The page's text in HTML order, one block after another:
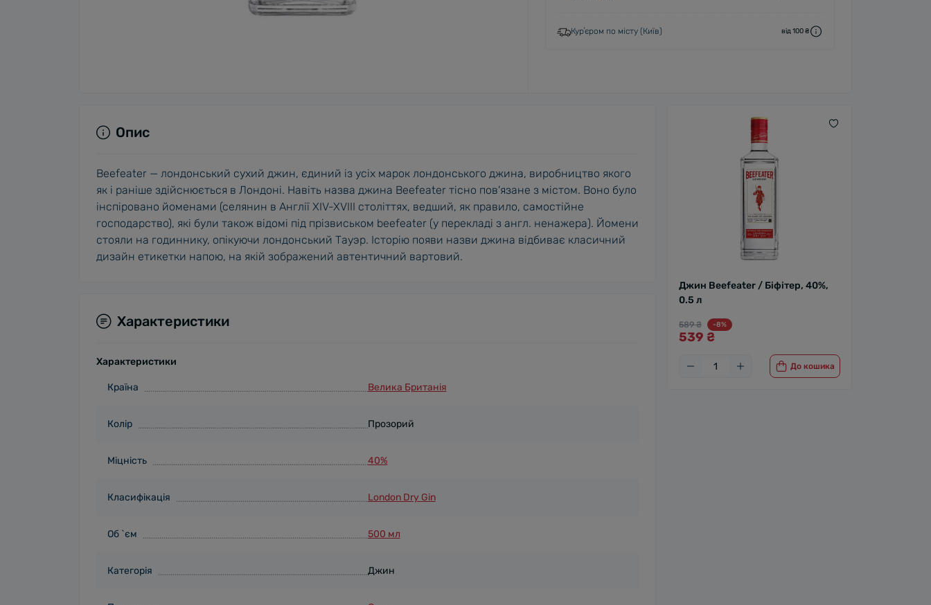
Курʼєром по місту (Київ) від 100 ₴
Джин Beefeater / Біфітер, 40%,
0.5 л
589 ₴ -8%
539 ₴
До кошика
Опис
Beefeater — лондонський сухий джин, єдиний із усіх марок лондонського джина, виробництво якого
як і раніше здійснюється в Лондоні. Навіть назва джина Beefeater тісно пов'язане з містом. Воно було
інспіровано йоменами (селянин в Англії XIV-XVIII століттях, ведший, як правило, самостійне
господарство), які були також відомі під прізвиськом beefeater (у перекладі з англ. ненажера). Йомени
стояли на годиннику, опікуючи лондонський Тауэр. Історію появи назви джина відбиває класичний
дизайн етикетки напою, на якій зображений автентичний вартовий.
Характеристики
Характеристики
Країна Велика Британія
Колір Прозорий
Міцність 40%
Класифікація London Dry Gin
Об `єм 500 мл
Категорія Джин